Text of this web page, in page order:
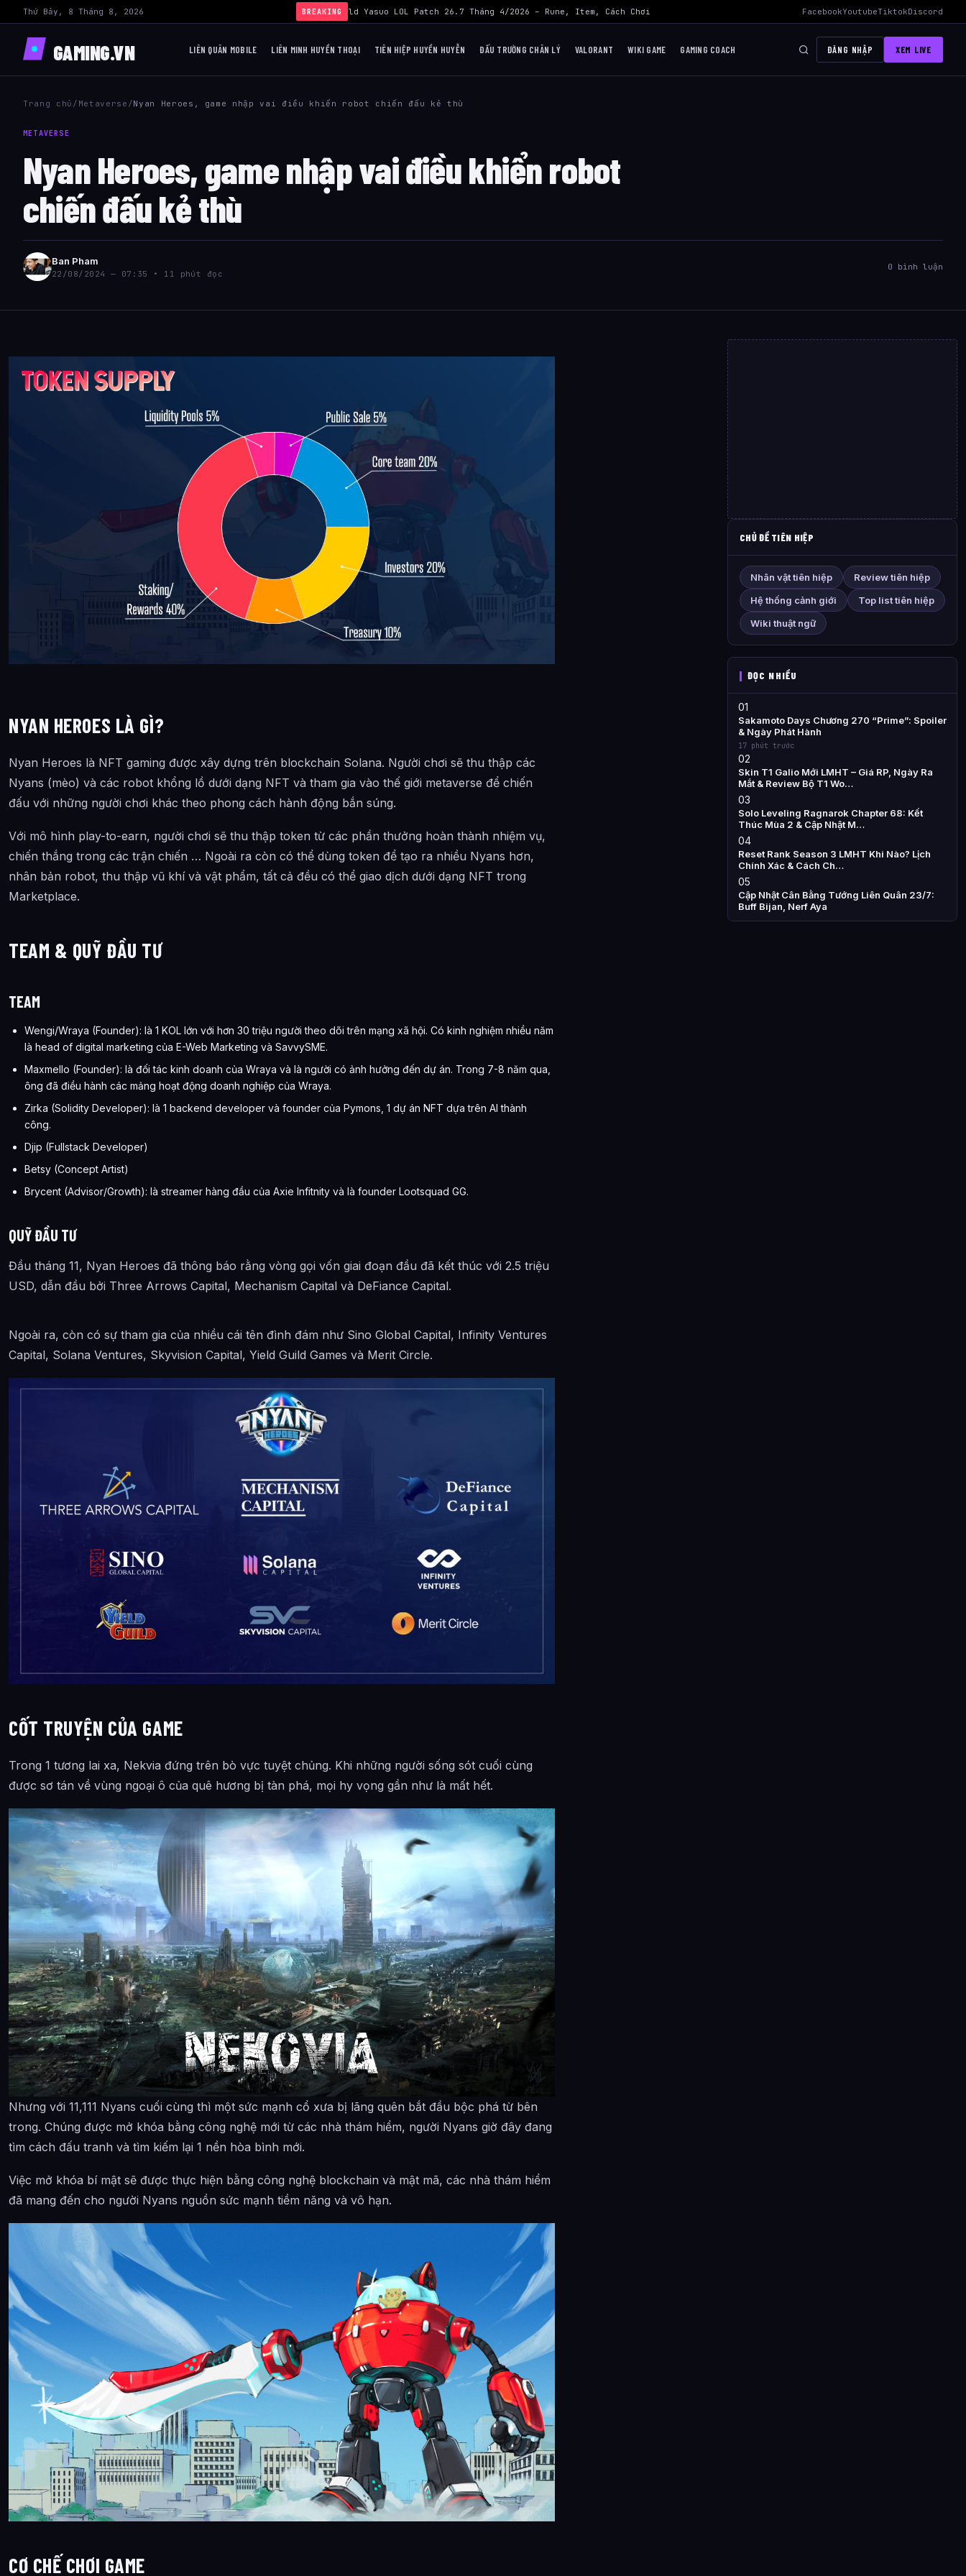
Thứ Bảy, 8 Tháng 8, 2026 BREAKING
› Build Yasuo LOL Patch 26.7 Tháng 4/2026 – Rune, Item, Cách Chơi Mid Hiệu Quả Nhất AWC 2026 Liên Quân Mobile – Lịch Thi Đấu,
FacebookYoutubeTiktokDiscord
GAMING.VN LIÊN QUÂN MOBILE LIÊN MINH HUYỀN THOẠI TIÊN HIỆP HUYỀN HUYỄN ĐẤU TRƯỜNG CHÂN LÝ VALORANT WIKI GAME GAMING COACH ĐĂNG NHẬP XEM LIVE
Trang chủ / Metaverse /Nyan Heroes, game nhập vai điều khiển robot chiến đấu kẻ thù
METAVERSE
Nyan Heroes, game nhập vai điều khiển robot
chiến đấu kẻ thù
Ban Pham
22/08/2024 — 07:35 • 11 phút đọc
0 bình luận
NYAN HEROES LÀ GÌ?
Nyan Heroes là NFT gaming được xây dựng trên blockchain Solana. Người chơi sẽ thu thập các
Nyans (mèo) và các robot khổng lồ dưới dạng NFT và tham gia vào thế giới metaverse để chiến
đấu với những người chơi khác theo phong cách hành động bắn súng.
Với mô hình play-to-earn, người chơi sẽ thu thập token từ các phần thưởng hoàn thành nhiệm vụ,
chiến thắng trong các trận chiến … Ngoài ra còn có thể dùng token để tạo ra nhiều Nyans hơn,
nhân bản robot, thu thập vũ khí và vật phẩm, tất cả đều có thể giao dịch dưới dạng NFT trong
Marketplace.
TEAM & QUỸ ĐẦU TƯ
TEAM
Wengi/Wraya (Founder): là 1 KOL lớn với hơn 30 triệu người theo dõi trên mạng xã hội. Có kinh nghiệm nhiều năm
là head of digital marketing của E-Web Marketing và SavvySME.
Maxmello (Founder): là đối tác kinh doanh của Wraya và là người có ảnh hưởng đến dự án. Trong 7-8 năm qua,
ông đã điều hành các mảng hoạt động doanh nghiệp của Wraya.
Zirka (Solidity Developer): là 1 backend developer và founder của Pymons, 1 dự án NFT dựa trên AI thành
công.
Djip (Fullstack Developer)
Betsy (Concept Artist)
Brycent (Advisor/Growth): là streamer hàng đầu của Axie Infitnity và là founder Lootsquad GG.
QUỸ ĐẦU TƯ
Đầu tháng 11, Nyan Heroes đã thông báo rằng vòng gọi vốn giai đoạn đầu đã kết thúc với 2.5 triệu
USD, dẫn đầu bởi Three Arrows Capital, Mechanism Capital và DeFiance Capital.
Ngoài ra, còn có sự tham gia của nhiều cái tên đình đám như Sino Global Capital, Infinity Ventures
Capital, Solana Ventures, Skyvision Capital, Yield Guild Games và Merit Circle.
CỐT TRUYỆN CỦA GAME
Trong 1 tương lai xa, Nekvia đứng trên bò vực tuyệt chủng. Khi những người sống sót cuối cùng
được sơ tán về vùng ngoại ô của quê hương bị tàn phá, mọi hy vọng gần như là mất hết.
Nhưng với 11,111 Nyans cuối cùng thì một sức mạnh cổ xưa bị lãng quên bắt đầu bộc phá từ bên
trong. Chúng được mở khóa bằng công nghệ mới từ các nhà thám hiểm, người Nyans giờ đây đang
tìm cách đấu tranh và tìm kiếm lại 1 nền hòa bình mới.
Việc mở khóa bí mật sẽ được thực hiện bằng công nghệ blockchain và mật mã, các nhà thám hiểm
đã mang đến cho người Nyans nguồn sức mạnh tiềm năng và vô hạn.
CƠ CHẾ CHƠI GAME
CHỦ ĐỀ TIÊN HIỆP
Nhân vật tiên hiệp
Review tiên hiệp
Hệ thống cảnh giới
Top list tiên hiệp
Wiki thuật ngữ
ĐỌC NHIỀU
01
Sakamoto Days Chương 270 “Prime”: Spoiler
& Ngày Phát Hành
17 phút trước
02
Skin T1 Galio Mới LMHT – Giá RP, Ngày Ra
Mắt & Review Bộ T1 Wo…
03
Solo Leveling Ragnarok Chapter 68: Kết
Thúc Mùa 2 & Cập Nhật M…
04
Reset Rank Season 3 LMHT Khi Nào? Lịch
Chính Xác & Cách Ch…
05
Cập Nhật Cân Bằng Tướng Liên Quân 23/7:
Buff Bijan, Nerf Aya